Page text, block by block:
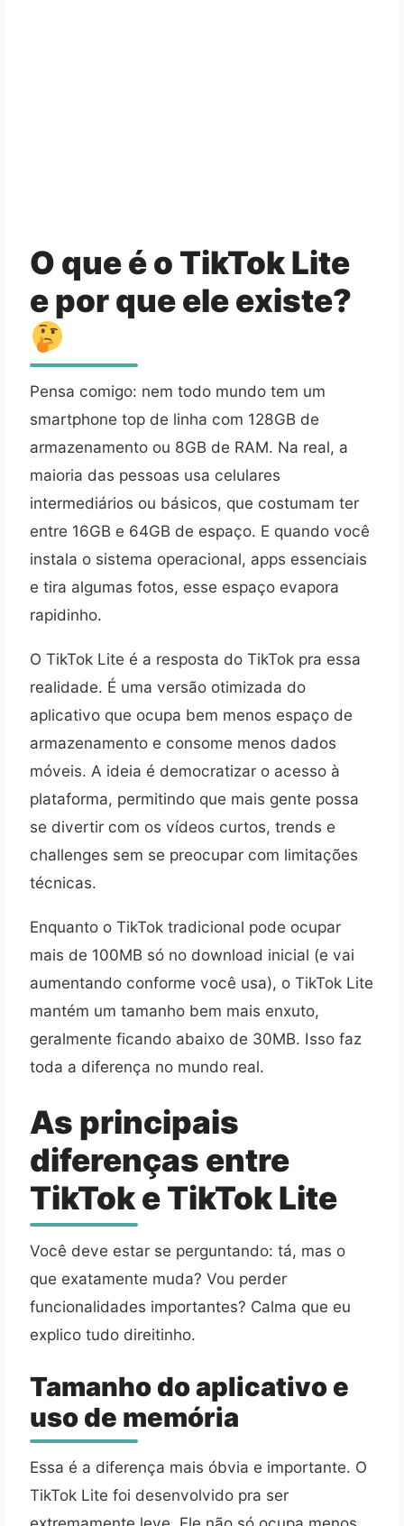
O que é o TikTok Lite
e por que ele existe?
Pensa comigo: nem todo mundo tem um
smartphone top de linha com 128GB de
armazenamento ou 8GB de RAM. Na real, a
maioria das pessoas usa celulares
intermediários ou básicos, que costumam ter
entre 16GB e 64GB de espaço. E quando você
instala o sistema operacional, apps essenciais
e tira algumas fotos, esse espaço evapora
rapidinho.
O TikTok Lite é a resposta do TikTok pra essa
realidade. É uma versão otimizada do
aplicativo que ocupa bem menos espaço de
armazenamento e consome menos dados
móveis. A ideia é democratizar o acesso à
plataforma, permitindo que mais gente possa
se divertir com os vídeos curtos, trends e
challenges sem se preocupar com limitações
técnicas.
Enquanto o TikTok tradicional pode ocupar
mais de 100MB só no download inicial (e vai
aumentando conforme você usa), o TikTok Lite
mantém um tamanho bem mais enxuto,
geralmente ficando abaixo de 30MB. Isso faz
toda a diferença no mundo real.
As principais
diferenças entre
TikTok e TikTok Lite
Você deve estar se perguntando: tá, mas o
que exatamente muda? Vou perder
funcionalidades importantes? Calma que eu
explico tudo direitinho.
Tamanho do aplicativo e
uso de memória
Essa é a diferença mais óbvia e importante. O
TikTok Lite foi desenvolvido pra ser